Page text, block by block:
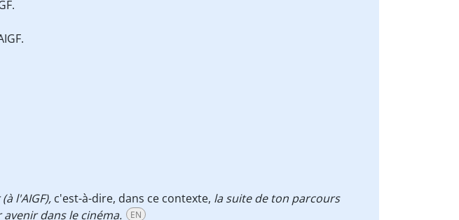
l'AIGF), c'est-à-dire, dans ce contexte, la suite de ton parcours
dans le cinéma. EN